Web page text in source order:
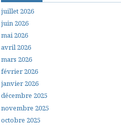
juillet 2026
juin 2026
mai 2026
avril 2026
mars 2026
février 2026
janvier 2026
décembre 2025
novembre 2025
octobre 2025